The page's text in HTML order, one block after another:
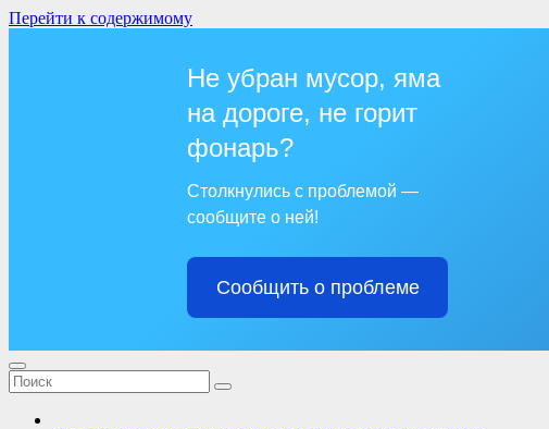
Перейти к содержимому
Не убран мусор, яма
на дороге, не горит
фонарь?
Столкнулись с проблемой —
сообщите о ней!
Сообщить о проблеме